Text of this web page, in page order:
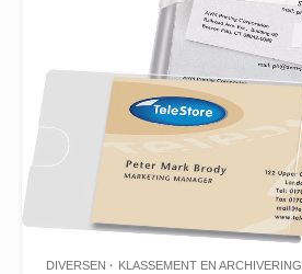
DIVERSEN KLASSEMENT EN ARCHIVERING